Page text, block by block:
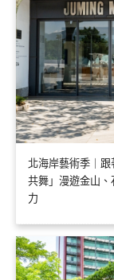
北海岸藝術季｜
共舞」漫遊金山
力